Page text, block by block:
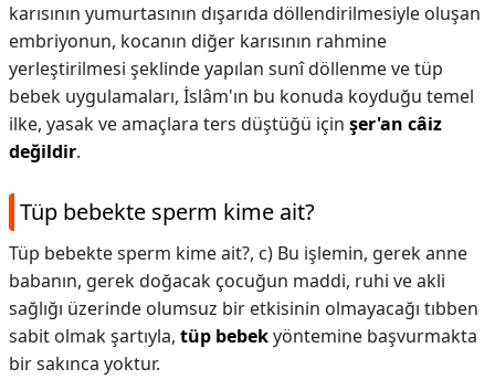
karısının yumurtasının dışarıda döllendirilmesiyle oluşan
embriyonun, kocanın diğer karısının rahmine
yerleştirilmesi şeklinde yapılan sunî döllenme ve tüp
bebek uygulamaları, İslâm'ın bu konuda koyduğu temel
ilke, yasak ve amaçlara ters düştüğü için şer'an câiz
değildir.
Tüp bebekte sperm kime ait?
Tüp bebekte sperm kime ait?, c) Bu işlemin, gerek anne
babanın, gerek doğacak çocuğun maddi, ruhi ve akli
sağlığı üzerinde olumsuz bir etkisinin olmayacağı tıbben
sabit olmak şartıyla, tüp bebekyöntemine başvurmakta
bir sakınca yoktur.